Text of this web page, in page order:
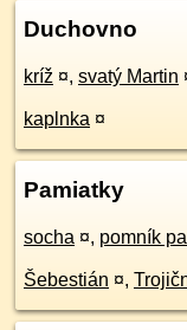
Duchovno
kríž ¤, svatý Martin
kaplnka ¤
Pamiatky
socha ¤, pomník
Šebestián ¤,